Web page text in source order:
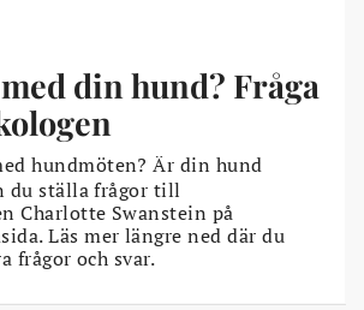
din hund? Fråga
hundmöten? Är din hund
du ställa frågor till
Charlotte Swanstein på
Läs mer längre ned där du
frågor och svar.